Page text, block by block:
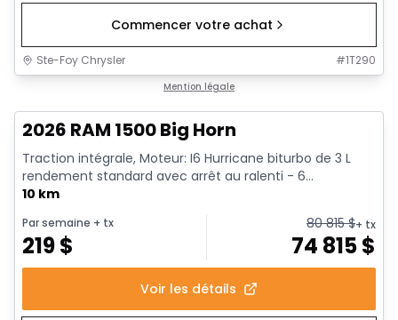
Commencer votre achat
Ste-Foy Chrysler #1T290
Mention légale
2026 RAM 1500 Big Horn
Traction intégrale, Moteur: I6 Hurricane biturbo de 3 L
rendement standard avec arrêt au ralenti - 6...
10 km
Par semaine + tx
219$
80 815$+ tx
74 815$
Voir les détails